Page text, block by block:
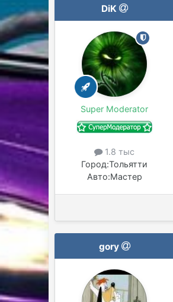
DiK
Super Moderator
1.8 тыс
Город:Тольятти
Авто:Мастер
gory